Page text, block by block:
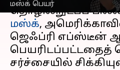
மஸ்க் பெயர்
தொழில்நுட்பப்
மஸ்க்,
ஜெஃப்ரி எப்ஸ்டீன்
பெயரிடப்பட்டதைத்
சர்ச்சையில்